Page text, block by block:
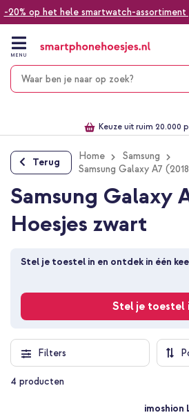
-20% op het hele smartwatch-assortiment
naar
inhoud
MENU
Keuze uit ruim 20.000
Terug
Home
Samsung
Samsung Galaxy A7
Samsung Galaxy
Hoesjes zwart
Stel je toestel in en ontdek in één
Stel je toestel
Filters
4 producten
imoshion